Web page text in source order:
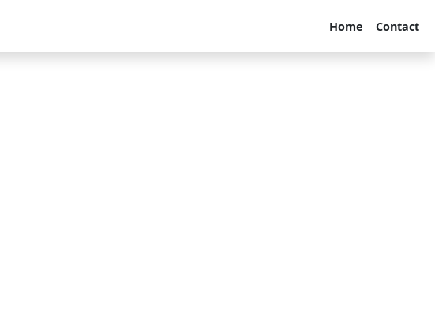
Home Contact